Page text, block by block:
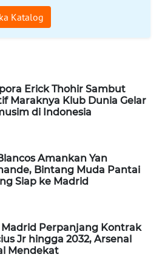
Katalog
Erick Thohir Sambut
Maraknya Klub Dunia Gelar
di Indonesia
Amankan Yan
Bintang Muda Pantai
Siap ke Madrid
Madrid Perpanjang Kontrak
Jr hingga 2032, Arsenal
Mendekat